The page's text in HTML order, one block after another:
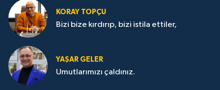
KORAY TOPÇU
Bizi bize kırdırıp, bizi istila ettiler,
YAŞAR GELER
Umutlarımızı çaldınız.